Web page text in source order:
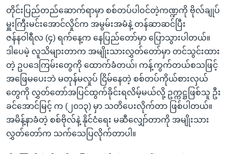
ကျော်
ကြည့်
ရန်
ရှာဖွေ
နေရာ
ကျော်
ဘာသာစကားများ
တိုင်းပြည်တည်ဆောက်ရာမှာ စစ်တပ်ပါဝင်တဲ့ကဏ္ဍကို ဗိုလ်ချုပ်
မှူးကြီးမင်းအောင်လှိုင်က အမွမ်းအမံနဲ့ တန်ဆာဆင်ပြီး
ဇန်နဝါရီလ (၄) ရက်နေ့က နေပြည်တော်မှာ ပြောသွားပါတယ်။
ဒါပေမဲ့ လူသိများတာက အမျိုးသားလွှတ်တော်မှာ တင်သွင်းထား
တဲ့ ဥပဒေကြမ်းတွေကို ထောက်ခံတယ်၊ ကန့်ကွက်တယ်စသဖြင့်
အဖြေမပေးဘဲ မတုန်မလှုပ် ငြိမ်နေတဲ့ စစ်တပ်ကိုယ်စားလှယ်
တွေကို လွှတ်တော်အပြင်ထွက်ခိုင်းရလိမ့်မယ်လို့ ဥက္ကဋ္ဌဖြစ်သူ ဦး
ခင်အောင်မြင့် က (၂၀၁၃) မှာ သတိပေးလိုက်တာ ဖြစ်ပါတယ်။
အမိန့်နာခံတဲ့ စစ်ဗိုလ်နဲ့ နိုင်ငံရေး မဆီလျှော်တာကို အမျိုးသား
လွှတ်တော်က သက်သေပြလိုက်တာပါ။